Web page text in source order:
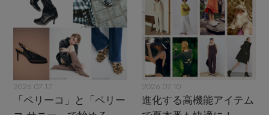
2026.07.17
「ペリーコ」と「ペリー
2026.07.10
進化する高機能アイテム